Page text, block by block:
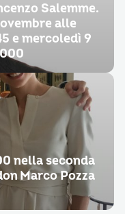
Salemme.
alle
e mercoledì 9
nella seconda
Marco Pozza